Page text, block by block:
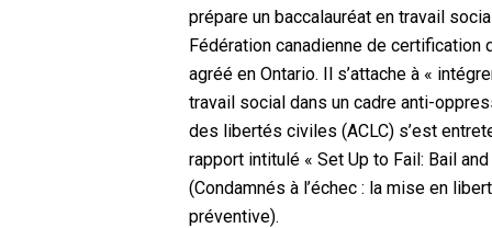
prépare un baccalauréat en travail
Fédération canadienne de
agréé en Ontario. Il s’attache à «
travail social dans un cadre anti-
des libertés civiles (ACLC) s’est
rapport intitulé « Set Up to Fail: Bail
(Condamnés à l’échec : la mise en
préventive).